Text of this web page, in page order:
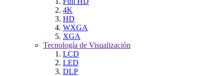
4K
HD
WXGA
XGA
Tecnología de Visualización
LCD
LED
DLP